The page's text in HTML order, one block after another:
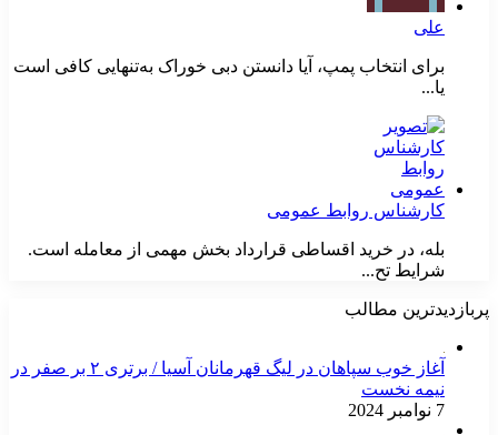
علی
برای انتخاب پمپ، آیا دانستن دبی خوراک به‌تنهایی کافی است
یا...
کارشناس روابط عمومی
بله، در خرید اقساطی قرارداد بخش مهمی از معامله است.
شرایط تح...
پربازدیدترین مطالب
آغاز خوب سپاهان در لیگ قهرمانان آسیا / برتری ۲ بر صفر در
نیمه نخست
7 نوامبر 2024